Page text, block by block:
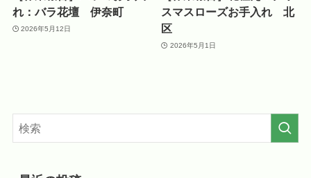
れ：バラ花壇 伊奈町
2026年5月12日
スマスローズお手入れ 北
区
2026年5月1日